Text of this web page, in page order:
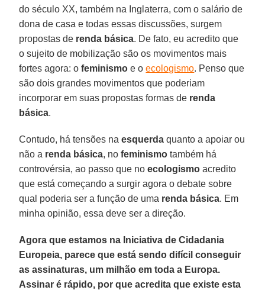
do século XX, também na Inglaterra, com o salário de
dona de casa e todas essas discussões, surgem
propostas de renda básica. De fato, eu acredito que
o sujeito de mobilização são os movimentos mais
fortes agora: ofeminismo e oecologismo. Penso que
são dois grandes movimentos que poderiam
incorporar em suas propostas formas de renda
básica.
Contudo, há tensões naesquerda quanto a apoiar ou
não a renda básica, nofeminismo também há
controvérsia, ao passo que noecologismo acredito
que está começando a surgir agora o debate sobre
qual poderia ser a função de uma renda básica. Em
minha opinião, essa deve ser a direção.
Agora que estamos na Iniciativa de Cidadania
Europeia, parece que está sendo difícil conseguir
as assinaturas, um milhão em toda a Europa.
Assinar é rápido, por que acredita que existe esta